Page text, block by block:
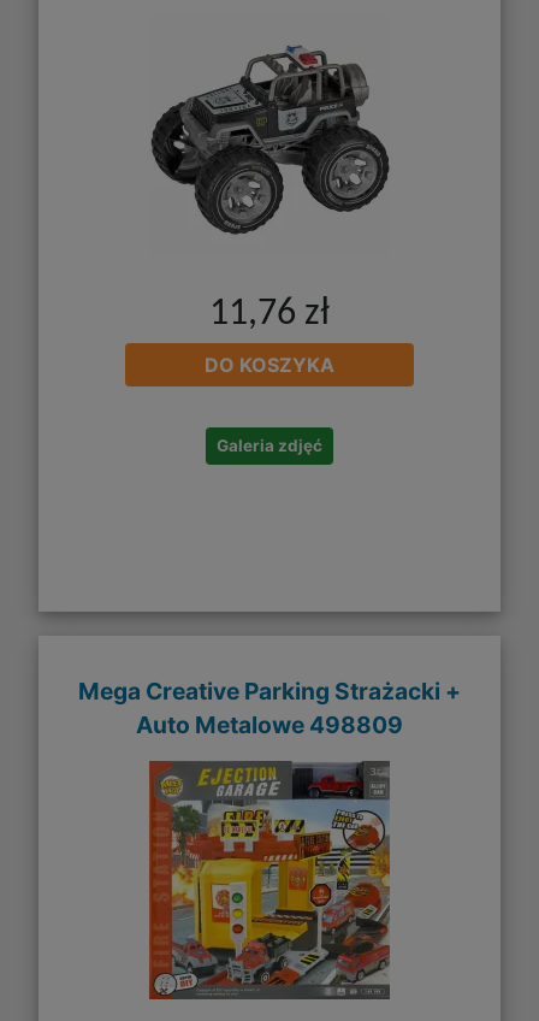
11,76 zł
DO KOSZYKA
Galeria zdjęć
Mega Creative Parking Strażacki +
Auto Metalowe 498809